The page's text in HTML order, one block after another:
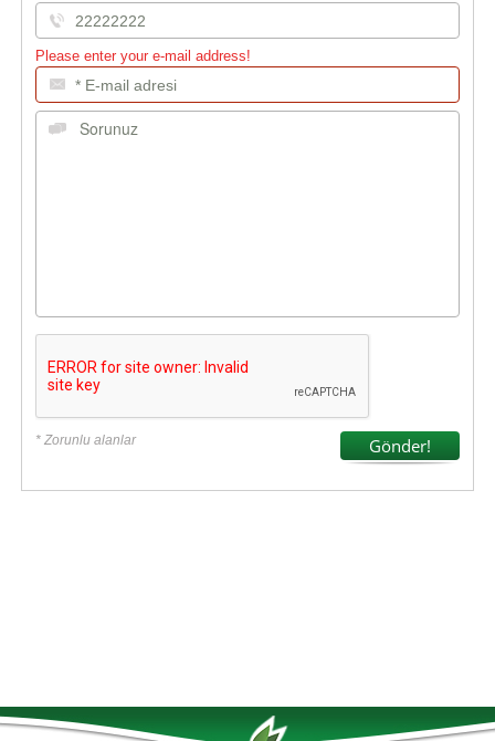
Please enter your e-mail address!
* Zorunlu alanlar